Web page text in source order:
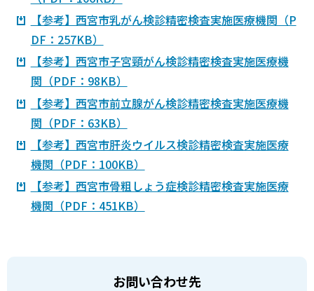
【参考】西宮市乳がん検診精密検査実施医療機関（P
DF：257KB）
【参考】西宮市子宮頸がん検診精密検査実施医療機
関（PDF：98KB）
【参考】西宮市前立腺がん検診精密検査実施医療機
関（PDF：63KB）
【参考】西宮市肝炎ウイルス検診精密検査実施医療
機関（PDF：100KB）
【参考】西宮市骨粗しょう症検診精密検査実施医療
機関（PDF：451KB）
お問い合わせ先